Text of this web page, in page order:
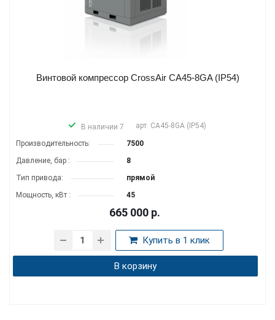
Винтовой компрессор Dali DL-15/10RA-F
В наличии 9 арт.DL-15/10RA-F
Производитель­ность:
2100
Давление, бар :
Мощность, кВт :
15
Тип смазки:
740 000
Купить в 1 клик
В корзину